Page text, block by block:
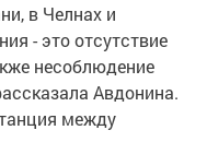
в Челнах и
- это отсутствие
несоблюдение
Авдонина.
между